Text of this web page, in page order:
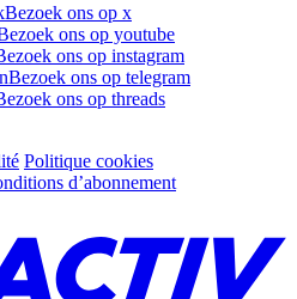
Bezoek ons op x
ons op youtube
ons op instagram
Bezoek ons op telegram
ons op threads
Politique cookies
d’abonnement